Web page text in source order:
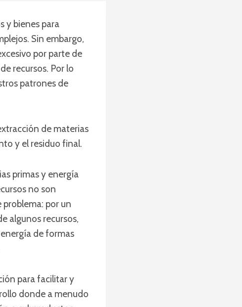
y bienes para
Sin embargo,
por parte de
recursos. Por lo
patrones de
de materias
y el residuo final.
primas y energía
no son
por un
algunos recursos,
de formas
para facilitar y
donde a menudo